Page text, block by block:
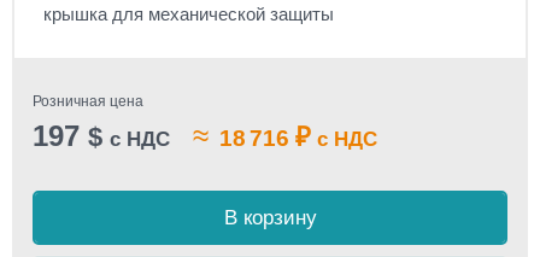
крышка для механической защиты
Розничная цена
197 $ с НДС ≈ 18 716 ₽ с НДС
В корзину